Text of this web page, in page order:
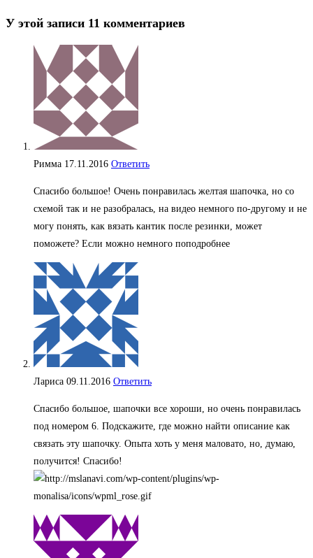
У этой записи 11 комментариев
Римма 17.11.2016 Ответить
Спасибо большое! Очень понравилась желтая шапочка, но со
схемой так и не разобралась, на видео немного по-другому и не
могу понять, как вязать кантик после резинки, может
поможете? Если можно немного поподробнее
Лариса 09.11.2016 Ответить
Спасибо большое, шапочки все хороши, но очень понравилась
под номером 6. Подскажите, где можно найти описание как
связать эту шапочку. Опыта хоть у меня маловато, но, думаю,
получится! Спасибо!